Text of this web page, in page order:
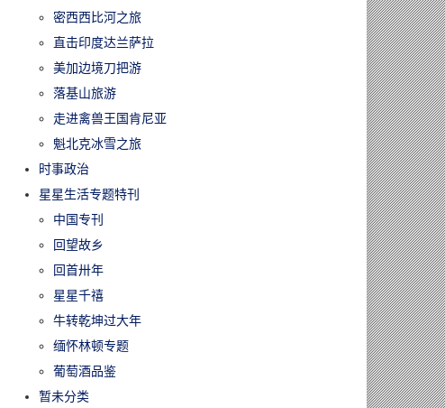
密西西比河之旅
直击印度达兰萨拉
美加边境刀把游
落基山旅游
走进禽兽王国肯尼亚
魁北克冰雪之旅
时事政治
星星生活专题特刊
中国专刊
回望故乡
回首卅年
星星千禧
牛转乾坤过大年
缅怀林顿专题
葡萄酒品鉴
暂未分类